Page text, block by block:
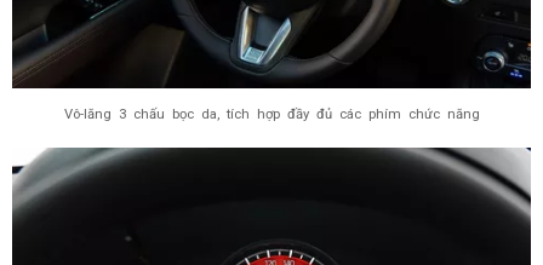
Vô-lăng 3 chấu bọc da, tích hợp đầy đủ các phím chức năng